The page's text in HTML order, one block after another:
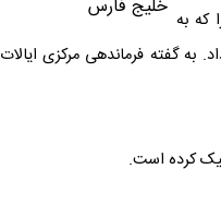
که به
به گفته فرماندهی مرکزی
کرده است.